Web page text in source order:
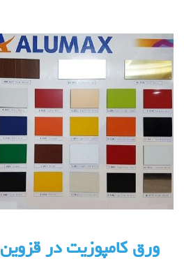
ورق کامپوزیت در قزوین